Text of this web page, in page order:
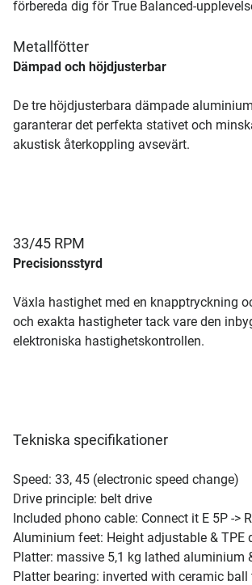
förbereda dig för True Balanced-
Metallfötter
Dämpad och höjdjusterbar
De tre höjdjusterbara dämpade
garanterar det perfekta stativet och
akustisk återkoppling avsevärt.
33/45 RPM
Precisionsstyrd
Växla hastighet med en knapptryckning
och exakta hastigheter tack vare den
elektroniska hastighetskontrollen.
Tekniska specifikationer
Speed: 33, 45 (electronic speed change)
Drive principle: belt drive
Included phono cable: Connect it E 5P ->
Aluminium feet: Height adjustable & TPE
Platter: massive 5,1 kg lathed aluminium
Platter bearing: inverted with ceramic ball